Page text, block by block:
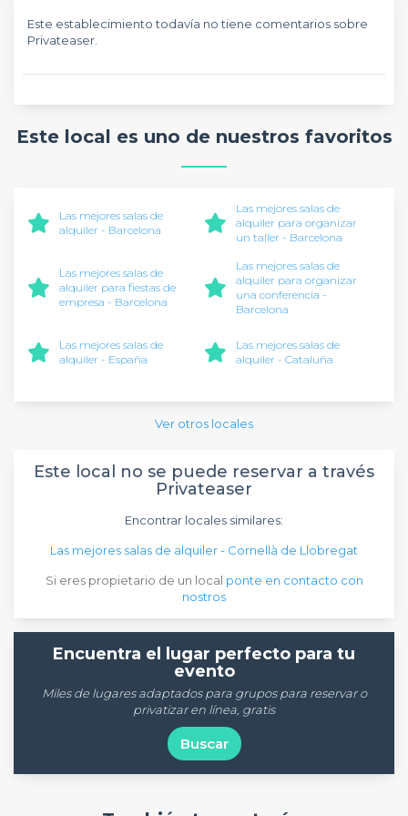
Este establecimiento todavía no tiene comentarios sobre
Privateaser.
Este local es uno de nuestros favoritos
Las mejores salas de
alquiler - Barcelona
Las mejores salas de
alquiler para organizar
un taller - Barcelona
Las mejores salas de
alquiler para fiestas de
empresa - Barcelona
Las mejores salas de
alquiler para organizar
una conferencia -
Barcelona
Las mejores salas de
alquiler - España
Las mejores salas de
alquiler - Cataluña
Ver otros locales
Este local no se puede reservar a través
Privateaser
Encontrar locales similares:
Las mejores salas de alquiler - Cornellà de Llobregat
Si eres propietario de un local ponte en contacto con
nostros
Encuentra el lugar perfecto para tu
evento
Miles de lugares adaptados para grupos para reservar o
privatizar en línea, gratis
Buscar